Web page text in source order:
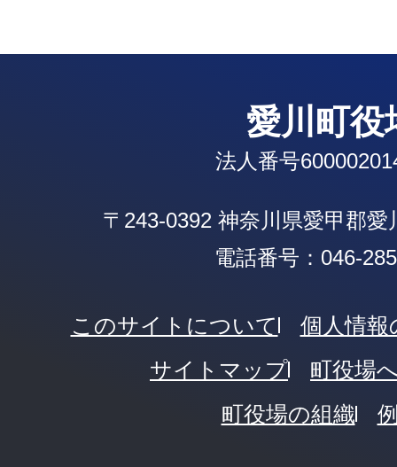
愛川町役
法人番号
〒243-0392 神奈川県愛甲郡愛
電話番号：046-
このサイトについて
個人情
サイトマップ
町役場
町役場の組織